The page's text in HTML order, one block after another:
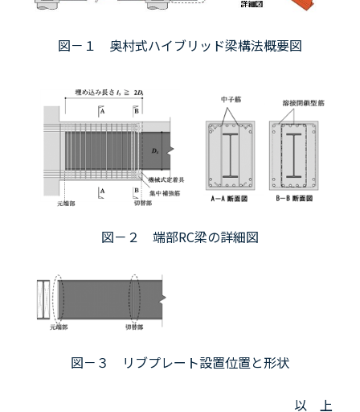
図－１ 奥村式ハイブリッド梁構法概要図
図－２ 端部RC梁の詳細図
図－３ リブプレート設置位置と形状
以 上